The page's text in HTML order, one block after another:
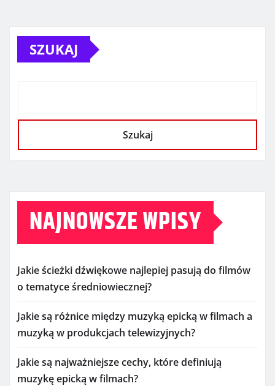
SZUKAJ
Szukaj
NAJNOWSZE WPISY
Jakie ścieżki dźwiękowe najlepiej pasują do filmów
o tematyce średniowiecznej?
Jakie są różnice między muzyką epicką w filmach a
muzyką w produkcjach telewizyjnych?
Jakie są najważniejsze cechy, które definiują
muzykę epicką w filmach?